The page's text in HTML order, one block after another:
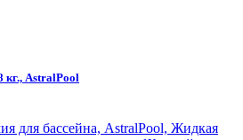
кг., AstralPool
для бассейна, AstralPool, Жидкая